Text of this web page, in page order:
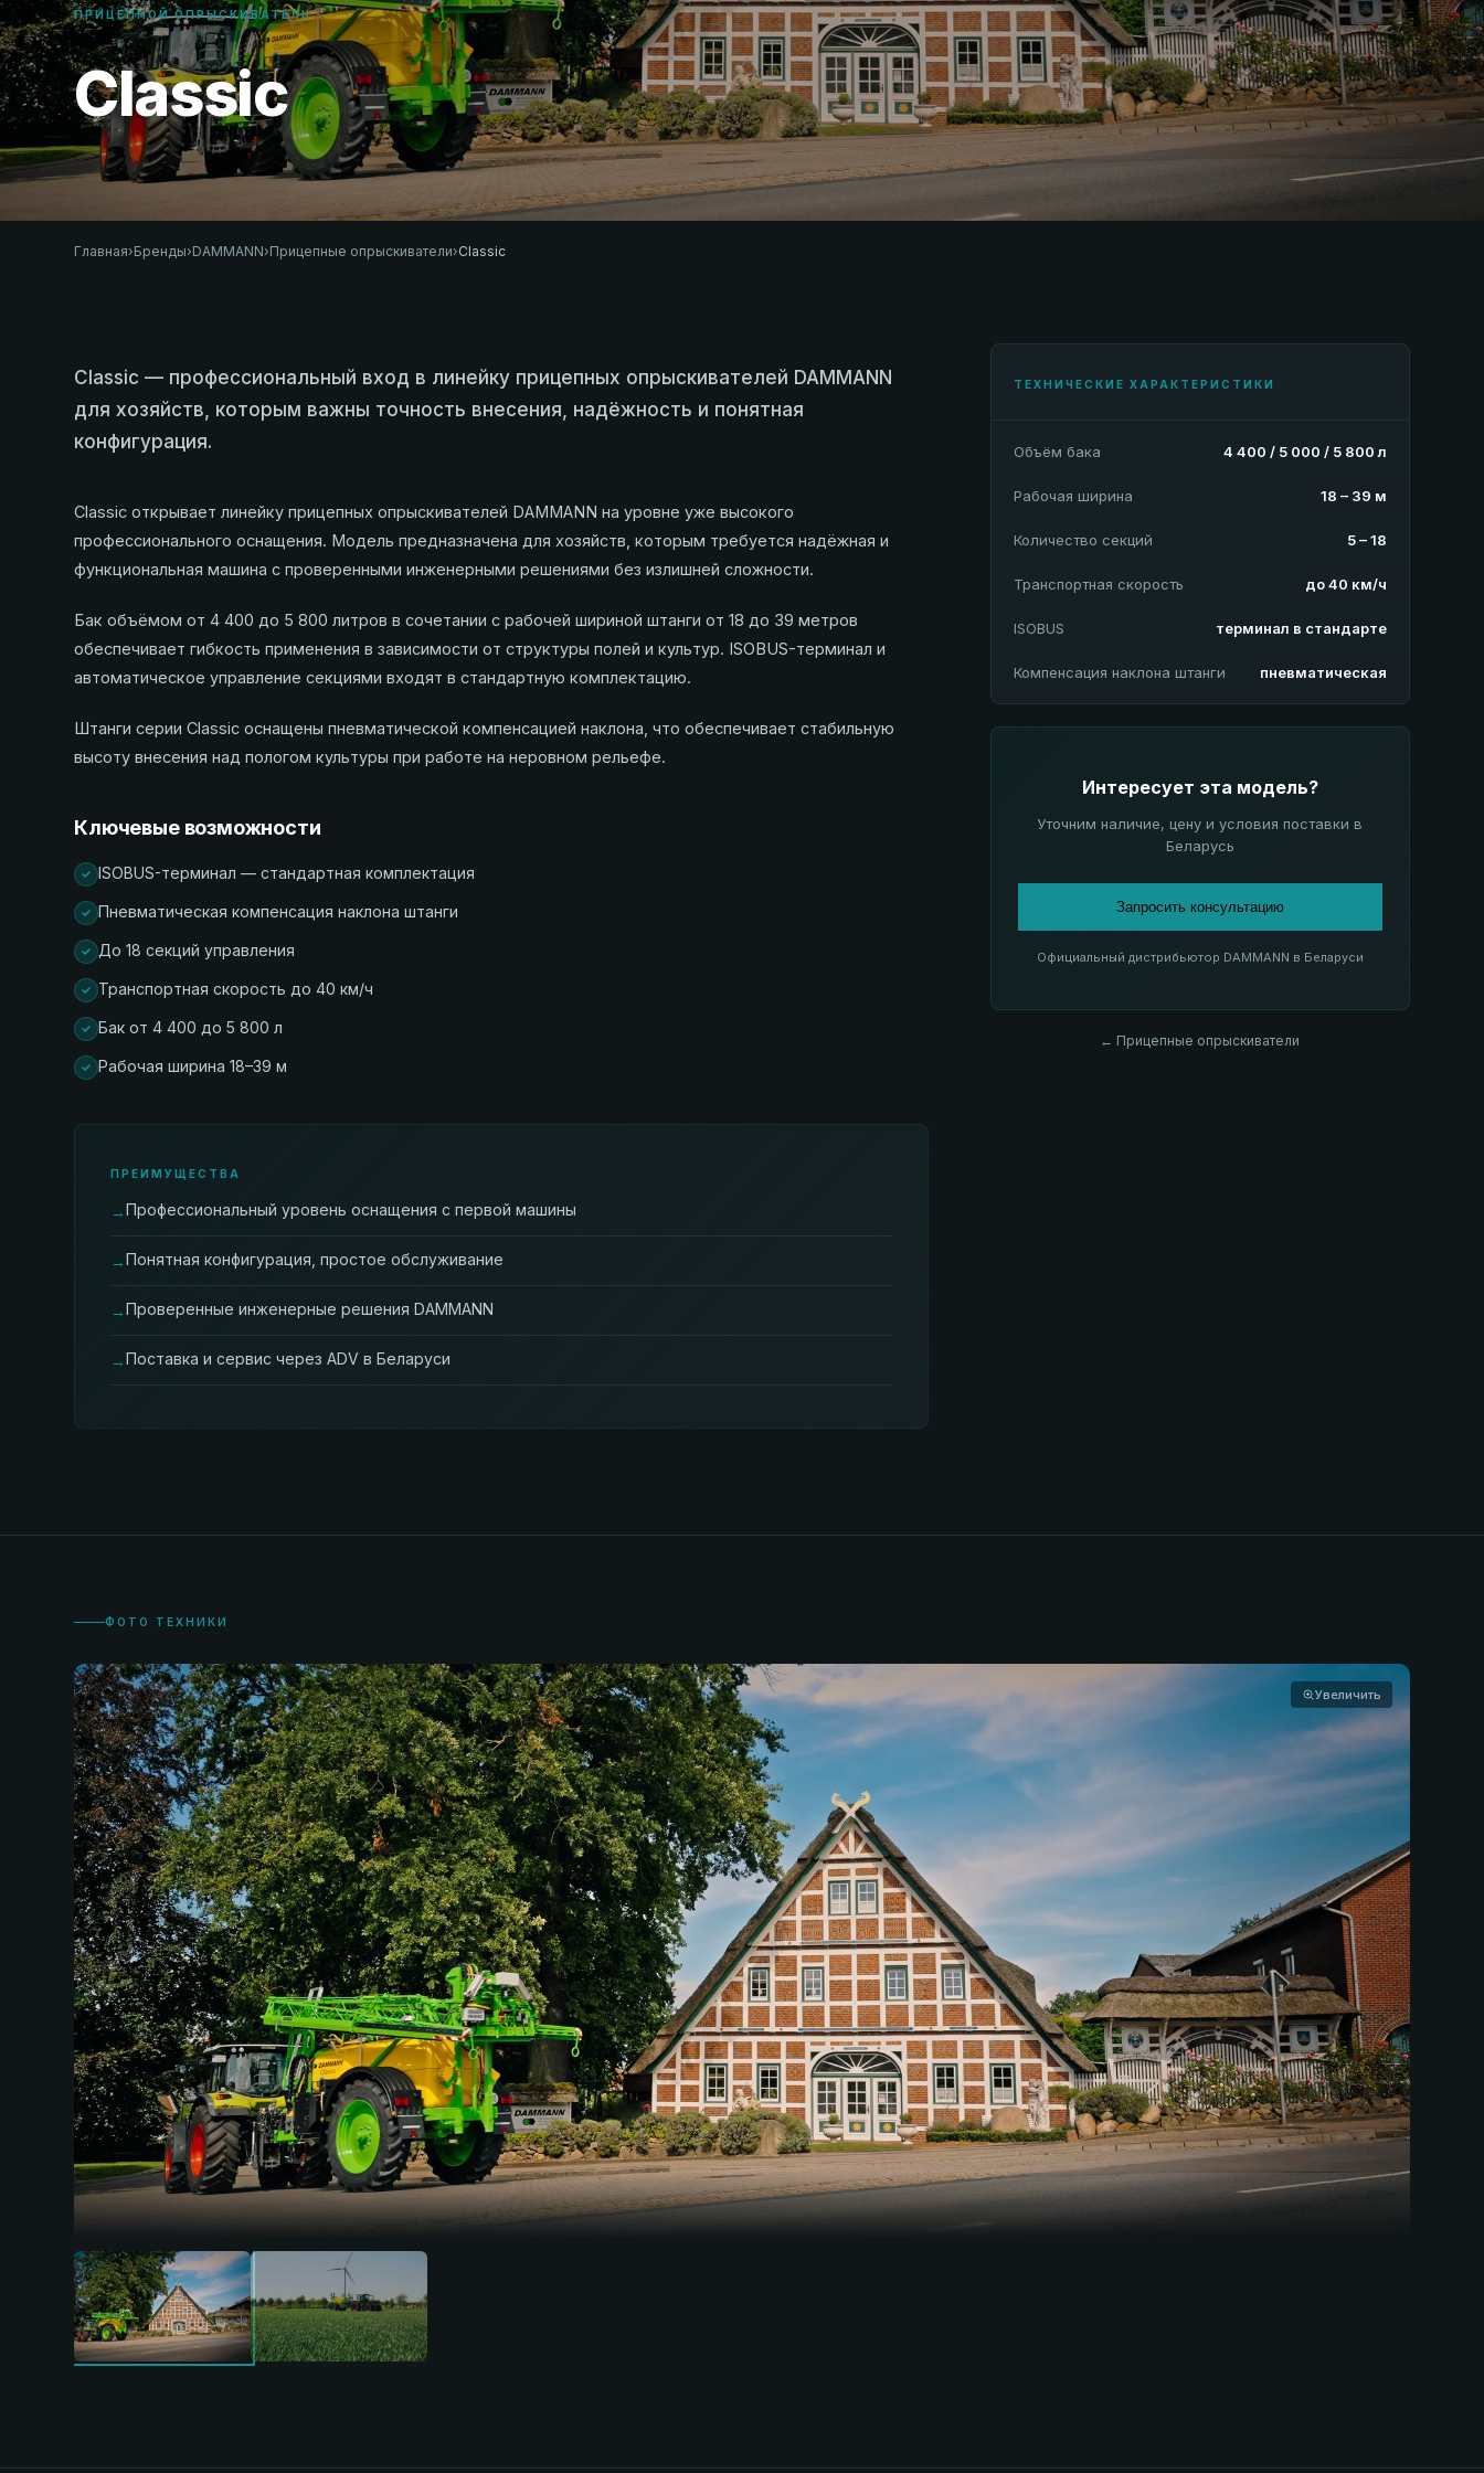
ПРИЦЕПНОЙ ОПРЫСКИВАТЕЛЬ
Classic
Главная›Бренды›DAMMANN›Прицепные опрыскиватели›Classic
Classic — профессиональный вход в линейку прицепных опрыскивателей DAMMANN
для хозяйств, которым важны точность внесения, надёжность и понятная
конфигурация.
Classic открывает линейку прицепных опрыскивателей DAMMANN на уровне уже высокого
профессионального оснащения. Модель предназначена для хозяйств, которым требуется надёжная и
функциональная машина с проверенными инженерными решениями без излишней сложности.
Бак объёмом от 4 400 до 5 800 литров в сочетании с рабочей шириной штанги от 18 до 39 метров
обеспечивает гибкость применения в зависимости от структуры полей и культур. ISOBUS-терминал и
автоматическое управление секциями входят в стандартную комплектацию.
Штанги серии Classic оснащены пневматической компенсацией наклона, что обеспечивает стабильную
высоту внесения над пологом культуры при работе на неровном рельефе.
Ключевые возможности
ISOBUS-терминал — стандартная комплектация
Пневматическая компенсация наклона штанги
До 18 секций управления
Транспортная скорость до 40 км/ч
Бак от 4 400 до 5 800 л
Рабочая ширина 18–39 м
ПРЕИМУЩЕСТВА
→Профессиональный уровень оснащения с первой машины
→Понятная конфигурация, простое обслуживание
→Проверенные инженерные решения DAMMANN
→Поставка и сервис через ADV в Беларуси
ТЕХНИЧЕСКИЕ ХАРАКТЕРИСТИКИ
Объём бака 4 400 / 5 000 / 5 800 л
Рабочая ширина 18 – 39 м
Количество секций 5 – 18
Транспортная скорость до 40 км/ч
ISOBUS терминал в стандарте
Компенсация наклона штанги пневматическая
Интересует эта модель?
Уточним наличие, цену и условия поставки в
Беларусь
Запросить консультацию
Официальный дистрибьютор DAMMANN в Беларуси
← Прицепные опрыскиватели
ФОТО ТЕХНИКИ
Увеличить